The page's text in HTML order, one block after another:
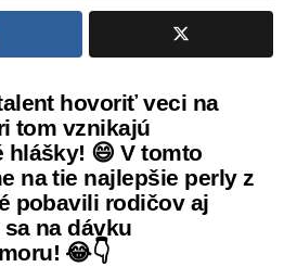
hovoriť veci na
tom vznikajú
😄 V tomto
na tie najlepšie perly z
pobavili rodičov aj
na dávku
😂👇